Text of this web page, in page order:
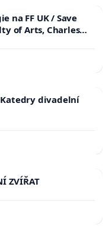
na FF UK / Save
of Arts, Charles
divadelní
ZVÍŘAT